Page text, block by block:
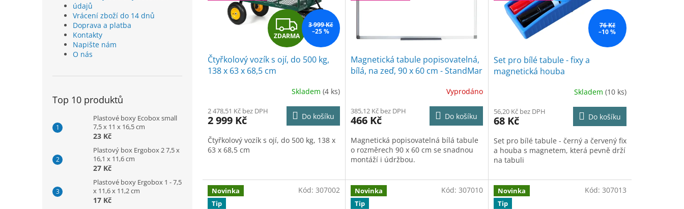
údajů
Vrácení zboží do 14 dnů
Doprava a platba
Kontakty
Napište nám
O nás
Top 10 produktů
Plastové boxy Ecobox small
7,5 x 11 x 16,5 cm
23 Kč
Plastový box Ergobox 2 7,5 x
16,1 x 11,6 cm
27 Kč
Plastové boxy Ergobox 1 - 7,5
x 11,6 x 11,2 cm
17 Kč
p
Z
D
A
R
M
A
ZDARMA
3 999 Kč
–25 %
Čtyřkolový vozík s ojí, do 500 kg,
138 x 63 x 68,5 cm
Skladem (4 ks)
2 478,51 Kč bez DPH
2 999 Kč Do košíku
Čtyřkolový vozík s ojí, do 500 kg, 138 x
63 x 68,5 cm
Magnetická tabule popisovatelná,
bílá, na zeď, 90 x 60 cm - StandMar
Vyprodáno
385,12 Kč bez DPH
466 Kč Do košíku
Magnetická popisovatelná bílá tabule
o rozměrech 90 x 60 cm se snadnou
montáží i údržbou.
76 Kč
–10 %
Set pro bílé tabule - fixy a
magnetická houba
Skladem (10 ks)
56,20 Kč bez DPH
68 Kč Do košíku
Set pro bílé tabule - černý a červený fix
a houba s magnetem, která pevně drží
na tabuli
Novinka
Tip
Kód: 307002
Novinka
Tip
Kód: 307010
Novinka
Tip
Kód: 307013